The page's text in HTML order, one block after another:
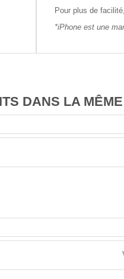
Pour plus de
*iPhone est une
DANS LA